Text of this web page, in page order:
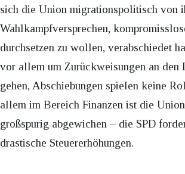
sich die Union migrationspolitisch von
Wahlkampfversprechen,
durchsetzen zu wollen, verabschiedet
vor allem um Zurückweisungen an den
gehen, Abschiebungen spielen keine
allem im Bereich Finanzen ist die
großspurig abgewichen – die SPD
drastische Steuererhöhungen.